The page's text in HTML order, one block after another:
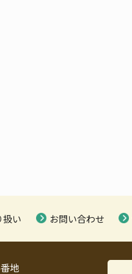
扱い お問い合わせ
地